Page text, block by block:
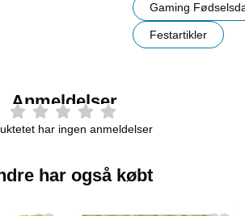
Gaming
Festartikler
Anmeldelser
har ingen anmeldelser
har også købt